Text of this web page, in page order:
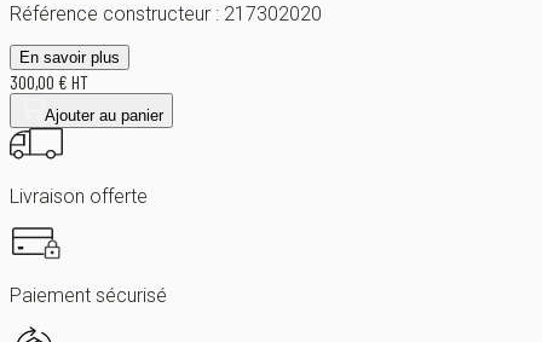
Référence constructeur : 217302020
En savoir plus
300,00 € HT
Ajouter au panier
Livraison offerte
Paiement sécurisé